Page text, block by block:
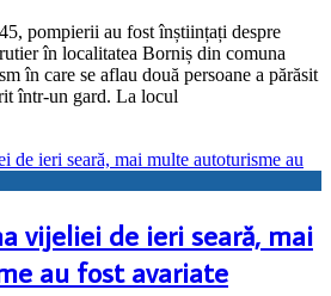
pompierii au fost înștiințați despre
în localitatea Borniș din comuna
în care se aflau două persoane a părăsit
într-un gard. La locul
vijeliei de ieri seară, mai
au fost avariate